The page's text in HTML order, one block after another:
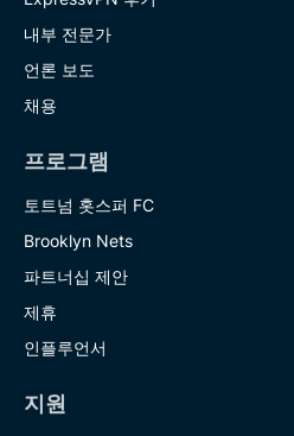
내부 전문가
언론 보도
채용
프로그램
토트넘 홋스퍼 FC
Brooklyn Nets
파트너십 제안
제휴
인플루언서
지원